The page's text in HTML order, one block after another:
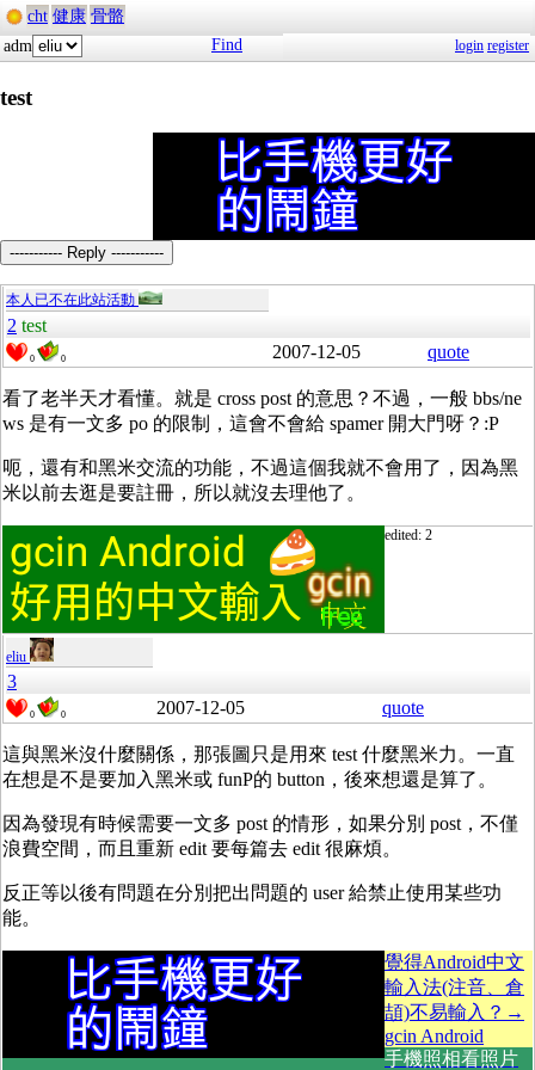
cht 健康 骨骼
adm
Find login register
test
----------- Reply -----------
本人已不在此站活動
2 test
0 0 2007-12-05 quote
看了老半天才看懂。就是 cross post 的意思？不過，一般 bbs/ne
ws 是有一文多 po 的限制，這會不會給 spamer 開大門呀？:P
呃，還有和黑米交流的功能，不過這個我就不會用了，因為黑
米以前去逛是要註冊，所以就沒去理他了。
edited: 2
eliu
3
0 0 2007-12-05 quote
這與黑米沒什麼關係，那張圖只是用來 test 什麼黑米力。一直
在想是不是要加入黑米或 funP的 button，後來想還是算了。
因為發現有時候需要一文多 post 的情形，如果分別 post，不僅
浪費空間，而且重新 edit 要每篇去 edit 很麻煩。
反正等以後有問題在分別把出問題的 user 給禁止使用某些功
能。
覺得Android中文
輸入法(注音、倉
頡)不易輸入？→
gcin Android
手機照相看照片